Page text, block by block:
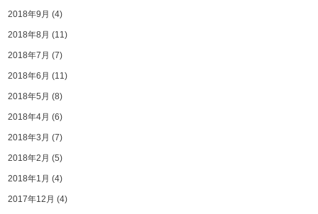
2018年9月 (4)
2018年8月 (11)
2018年7月 (7)
2018年6月 (11)
2018年5月 (8)
2018年4月 (6)
2018年3月 (7)
2018年2月 (5)
2018年1月 (4)
2017年12月 (4)